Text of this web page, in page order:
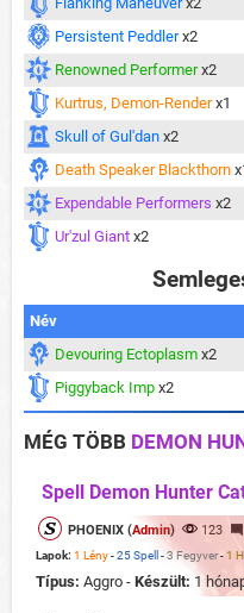
Persistent Peddler x2
Renowned Performer x2
Kurtrus, Demon-Render x1
Skull of Gul'dan x2
Death Speaker Blackthorn
Expendable Performers x2
Ur'zul Giant x2
Név
Devouring Ectoplasm x2
Piggyback Imp x2
MÉG TÖBB DEMON
Spell Demon Hunter
PHOENIX (Admin) 123
Lapok: 1 Lény-25 Spell -3 Fegyver-1
Típus: Aggro - Készült: 1